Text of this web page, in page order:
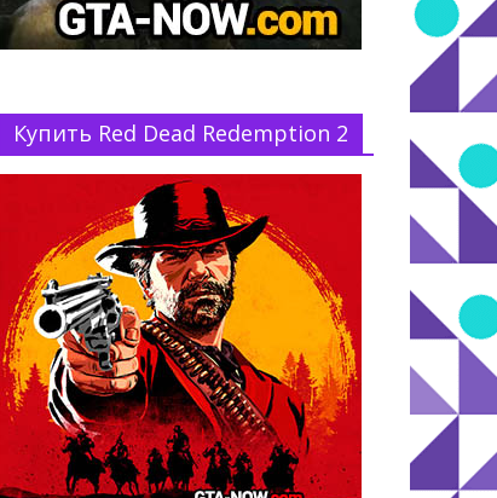
Купить Red Dead Redemption 2